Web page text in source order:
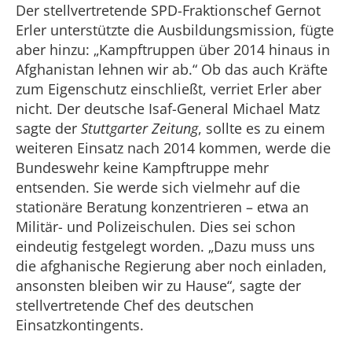
Der stellvertretende SPD-Fraktionschef Gernot
Erler unterstützte die Ausbildungsmission, fügte
aber hinzu: „Kampftruppen über 2014 hinaus in
Afghanistan lehnen wir ab.“ Ob das auch Kräfte
zum Eigenschutz einschließt, verriet Erler aber
nicht. Der deutsche Isaf-General Michael Matz
sagte der Stuttgarter Zeitung, sollte es zu einem
weiteren Einsatz nach 2014 kommen, werde die
Bundeswehr keine Kampftruppe mehr
entsenden. Sie werde sich vielmehr auf die
stationäre Beratung konzentrieren – etwa an
Militär- und Polizeischulen. Dies sei schon
eindeutig festgelegt worden. „Dazu muss uns
die afghanische Regierung aber noch einladen,
ansonsten bleiben wir zu Hause“, sagte der
stellvertretende Chef des deutschen
Einsatzkontingents.